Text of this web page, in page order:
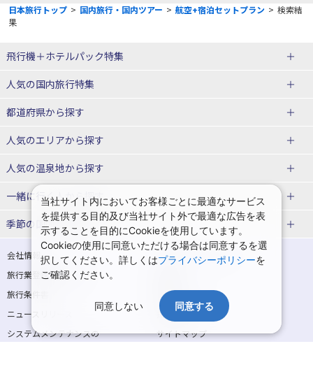
日本旅行トップ > 国内旅行・国内ツアー > 航空+宿泊セットプラン > 検索結
果
飛行機＋ホテルパック特集
赤い風船ダイナミックパッケージ
ＪＡＬで行く飛行機+ホテルパック
人気の国内旅行特集
東京ディズニーリゾート®への旅
ユニバーサル・スタジオ・ジャパ
都道府県から探す
北海道旅行・ツアー
東北
青森旅行・ツアー
岩手旅行・ツアー
宮城旅行・ツアー
秋田旅行・ツアー
山形旅行・ツアー
福島旅行・ツアー
関東
東京旅行・ツアー
神奈川旅行・ツアー
人気のエリアから探す
函館旅行 札幌旅行
仙台旅行
那須旅行
日光旅行
小笠原旅行
大島旅行
人気の温泉地から探す
北海道
湯の川温泉(北海道)
定山渓温泉(北海道)
十勝川温泉(北海道)
阿寒湖温泉(北海道)
洞爺湖温泉(北海道)
層雲峡温泉(北海道)
知床温泉(北海道)
一緒に行く人から探す
一人旅 国内版
家族・子連れ旅行 国内版
カップル・夫婦旅行 国内版
女子旅 国内版
卒業旅行・学生旅行 国内版
季節の国内旅行特集
桜・お花見特集
ゴールデンウィーク（GW）の国内
旅行
夏休み・お盆の国内旅行
7月の国内旅行
8月の国内旅行
9月の国内旅行
10月の国内旅行
11月の国内旅行
会社情報
プライバシーポリシー
旅行業登録票・約款
旅行条件書
商標について
ニュースリリース
採用情報
システムメンテナンスの
サイトマップ
当社サイト内においてお客様ごとに最適なサービス
を提供する目的及び当社サイト外で最適な広告を表
示することを目的にCookieを使用しています。
Cookieの使用に同意いただける場合は同意するを選
択してください。詳しくはプライバシーポリシーを
ご確認ください。
同意しない 同意する